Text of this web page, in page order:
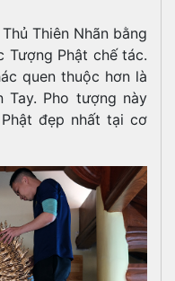
Thiên Nhãn bằng
Phật chế tác.
quen thuộc hơn là
Tay. Pho tượng này
đẹp nhất tại cơ